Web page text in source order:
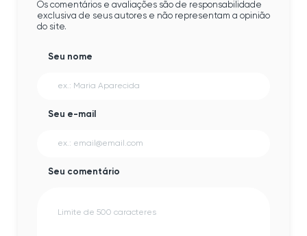
Os comentários e avaliações são de responsabilidade
exclusiva de seus autores e não representam a opinião
do site.
Seu nome
Seu e-mail
Seu comentário